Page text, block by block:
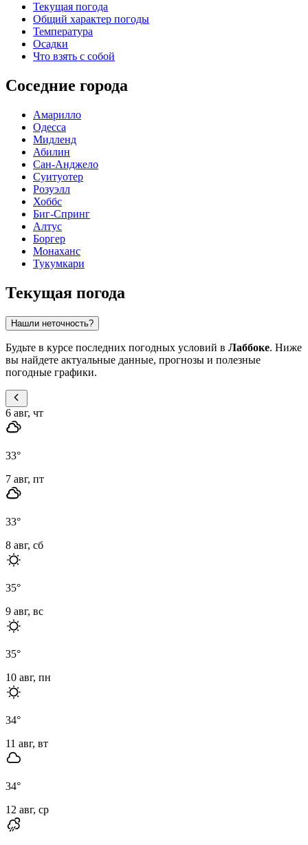
Текущая погода
Общий характер погоды
Температура
Осадки
Что взять с собой
Соседние города
Амарилло
Одесса
Мидленд
Абилин
Сан-Анджело
Суитуотер
Розуэлл
Хоббс
Биг-Спринг
Алтус
Боргер
Монаханс
Тукумкари
Текущая погода
Нашли неточность?
Будьте в курсе последних погодных условий в Лаббоке. Ниже
вы найдете актуальные данные, прогнозы и полезные
погодные графики.
6 авг, чт
33°
7 авг, пт
33°
8 авг, сб
35°
9 авг, вс
35°
10 авг, пн
34°
11 авг, вт
34°
12 авг, ср